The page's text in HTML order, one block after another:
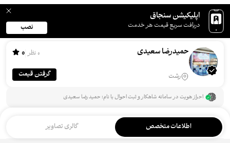
اپلیکیشن سنجاق
دریافت سریع قیمت هر خدمت نصب
حمیدرضا سعیدی
رشت
0 نظر 0
گرفتن قیمت
احراز هویت در سامانه شاهکار و ثبت احوال با نام: حمیدرضا سعیدی
اطلاعات متخصص گالری تصاویر